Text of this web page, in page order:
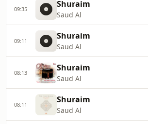
09:35 Shuraim
Saud Al
09:11 Shuraim
Saud Al
08:13 Shuraim
Saud Al
08:11 Shuraim
Saud Al